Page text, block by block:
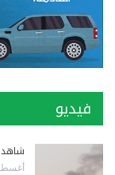
فيديو
شاهد
أغسطس 6,